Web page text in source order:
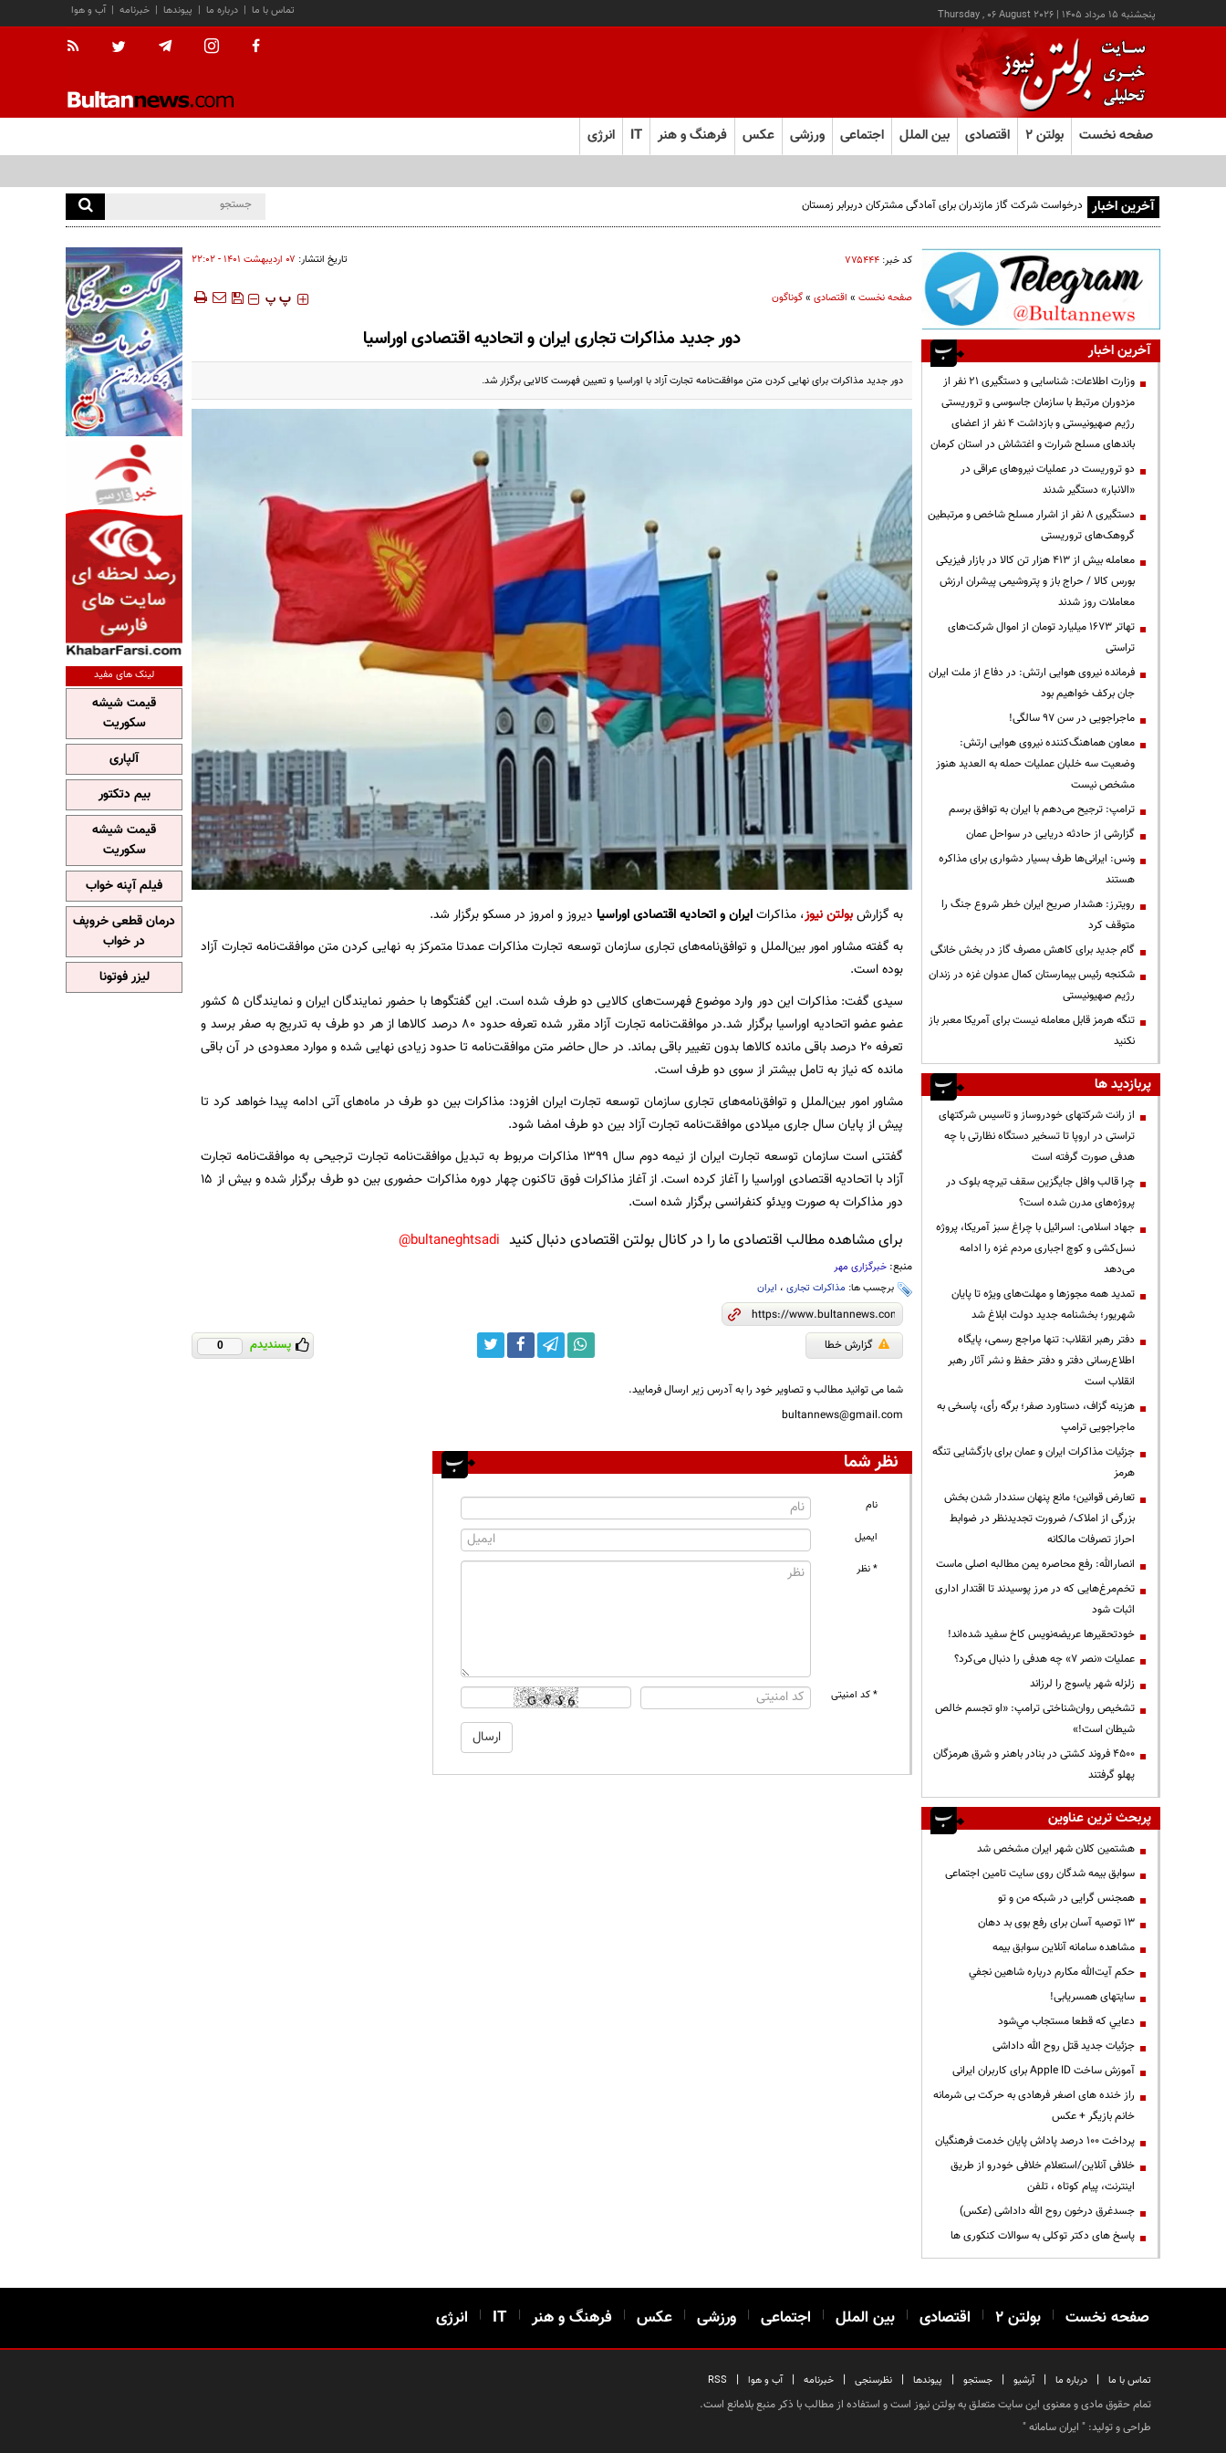
پنجشنبه ۱۵ مرداد ۱۴۰۵ |
Thursday , 06 August 2026 آب و هوا | خبرنامه | پیوندها | درباره ما | تماس با ما
صفحه نخست بولتن ۲ اقتصادی بین الملل اجتماعی ورزشی عکس فرهنگ و هنر IT انرژی
آخرین اخبار درخواست شرکت گاز مازندران برای آمادگی مشترکان دربرابر زمستان
کد خبر: ۷۷۵۴۴۴ تاریخ انتشار: ۰۷ ارديبهشت ۱۴۰۱ - ۲۲:۰۲
صفحه نخست» اقتصادی»گوناگون ‍‍‍ پ پ
دور جدید مذاکرات تجاری ایران و اتحادیه اقتصادی اوراسیا
دور جدید مذاکرات برای نهایی کردن متن موافقت‌نامه تجارت آزاد با اوراسیا و تعیین فهرست کالایی برگزار شد.
به گزارشبولتن نیوز، مذاکراتایران و اتحادیه اقتصادی اوراسیا دیروز و امروز در مسکو برگزار شد.
به گفته مشاور امور بین‌الملل و توافق‌نامه‌های تجاری سازمان توسعه تجارت مذاکرات عمدتا متمرکز به نهایی کردن متن موافقت‌نامه تجارت آزاد
بوده است.
سیدی گفت: مذاکرات این دور وارد موضوع فهرست‌های کالایی دو طرف شده است. این گفتگوها با حضور نمایندگان ایران و نمایندگان ۵ کشور
عضو عضو اتحادیه اوراسیا برگزار شد.در موافقت‌نامه تجارت آزاد مقرر شده تعرفه حدود ۸۰ درصد کالاها از هر دو طرف به تدریج به صفر برسد و
تعرفه ۲۰ درصد باقی مانده کالاها بدون تغییر باقی بماند. در حال حاضر متن موافقت‌نامه تا حدود زیادی نهایی شده و موارد معدودی در آن باقی
مانده که نیاز به تامل بیشتر از سوی دو طرف است.
مشاور امور بین‌الملل و توافق‌نامه‌های تجاری سازمان توسعه تجارت ایران افزود: مذاکرات بین دو طرف در ماه‌های آتی ادامه پیدا خواهد کرد تا
پیش از پایان سال جاری میلادی موافقت‌نامه تجارت آزاد بین دو طرف امضا شود.
گفتنی است سازمان توسعه تجارت ایران از نیمه دوم سال ۱۳۹۹ مذاکرات مربوط به تبدیل موافقت‌نامه تجارت ترجیحی به موافقت‌نامه تجارت
آزاد با اتحادیه اقتصادی اوراسیا را آغاز کرده است. از آغاز مذاکرات فوق تاکنون چهار دوره مذاکرات حضوری بین دو طرف برگزار شده و بیش از ۱۵
دور مذاکرات به صورت ویدئو کنفرانسی برگزار شده است.
برای مشاهده مطالب اقتصادی ما را در کانال بولتن اقتصادی دنبال کنید bultaneghtsadi@
منبع: خبرگزاری مهر
برچسب ها: مذاکرات تجاری، ایران
گزارش خطا پسندیدم 0
شما می توانید مطالب و تصاویر خود را به آدرس زیر ارسال فرمایید.
bultannews@gmail.com
نظر شما
نام
ایمیل
* نظر
* کد امنیتی
آخرین اخبار
وزارت اطلاعات: شناسایی و دستگیری ۲۱ نفر از
مزدوران مرتبط با سازمان جاسوسی و تروریستی
رژیم صهیونیستی و بازداشت ۴ نفر از اعضای
باندهای مسلح شرارت و اغتشاش در استان کرمان
دو تروریست در عملیات نیروهای عراقی در
«الانبار» دستگیر شدند
دستگیری ۸ نفر از اشرار مسلح شاخص و مرتبطین
گروهک‌های تروریستی
معامله بیش از ۴۱۳ هزار تن کالا در بازار فیزیکی
بورس کالا / حراج باز و پتروشیمی پیشران ارزش
معاملات روز شدند
تهاتر ۱۶۷۳ میلیارد تومان از اموال شرکت‌های
تراستی
فرمانده نیروی هوایی ارتش: در دفاع از ملت ایران
جان برکف خواهیم بود
ماجراجویی در سن ۹۷ سالگی!
معاون هماهنگ‌کننده نیروی هوایی ارتش:
وضعیت سه خلبان عملیات حمله به العدید هنوز
مشخص نیست
ترامپ: ترجیح می‌دهم با ایران به توافق برسم
گزارشی از حادثه دریایی در سواحل عمان
ونس: ایرانی‌ها طرف بسیار دشواری برای مذاکره
هستند
رویترز: هشدار صریح ایران خطر شروع جنگ را
متوقف کرد
گام جدید برای کاهش مصرف گاز در بخش خانگی
شکنجه رئیس بیمارستان کمال عدوان غزه در زندان
رژیم صهیونیستی
تنگه هرمز قابل معامله نیست برای آمریکا معبر باز
نکنید
پربازدید ها
از رانت‌ شرکتهای خودروساز و تاسیس شرکتهای
تراستی در اروپا تا تسخیر دستگاه نظارتی با چه
هدفی صورت گرفته است
چرا قالب وافل جایگزین سقف تیرچه بلوک در
پروژه‌های مدرن شده است؟
جهاد اسلامی: اسرائیل با چراغ سبز آمریکا، پروژه
نسل‌کشی و کوچ اجباری مردم غزه را ادامه
می‌دهد
تمدید همه مجوزها و مهلت‌های ویژه تا پایان
شهریور؛ بخشنامه جدید دولت ابلاغ شد
دفتر رهبر انقلاب: تنها مراجع رسمی، پایگاه
اطلاع‌رسانی دفتر و دفتر حفظ و نشر آثار رهبر
انقلاب است
هزینه گزاف، دستاورد صفر؛ برگه رأی، پاسخی به
ماجراجویی ترامپ
جزئیات مذاکرات ایران و عمان برای بازگشایی تنگه
هرمز
تعارض قوانین؛ مانع پنهان سنددار شدن بخش
بزرگی از املاک/ ضرورت تجدیدنظر در ضوابط
احراز تصرفات مالکانه
انصارالله: رفع محاصره یمن مطالبه اصلی ماست
تخم‌مرغ‌هایی که در مرز پوسیدند تا اقتدار اداری
اثبات شود
خودتحقیرها عریضه‌نویس کاخ سفید شده‌اند!
عملیات «نصر ۷» چه هدفی را دنبال می‌کرد؟
زلزله شهر یاسوج را لرزاند
تشخیص روان‌شناختی ترامپ: «او تجسم خالص
شیطان است!»
۴۵۰۰ فروند کشتی در بنادر باهنر و شرق هرمزگان
پهلو گرفتند
پربحث ترین عناوین
هشتمین کلان شهر ایران مشخص شد
سوابق بیمه شدگان روی سایت تامین اجتماعی
همجنس گرایی در شبکه من و تو
13 توصیه آسان برای رفع بوی بد دهان
مشاهده سامانه آنلاين سوابق بیمه
حكم آيت‌الله مكارم درباره شاهين نجفي
سایتهای همسریابی!
دعايي كه قطعا مستجاب مي‌شود
جزئیات جدید قتل روح الله داداشی
آموزش ساخت Apple ID برای کاربران ایرانی
راز خنده های اصغر فرهادی به حرکت بی شرمانه
خانم بازیگر + عکس
پرداخت ۱۰۰ درصد پاداش پایان خدمت فرهنگیان
خلافی آنلاین/استعلام خلافی خودرو از طریق
اینترنت، پیام کوتاه ، تلفن
جسدغرق درخون روح الله داداشی (عکس)
پاسخ های دکتر توکلی به سوالات کنکوری ها
لینک های مفید
قیمت شیشه
سکوریت
آلپاری
بیم دتکتور
قیمت شیشه
سکوریت
فیلم آپنه خواب
درمان قطعی خروپف
در خواب
لیزر فوتونا
صفحه نخست | بولتن ۲ | اقتصادی | بین الملل | اجتماعی | ورزشی | عکس | فرهنگ و هنر |
IT
| انرژی
تماس با ما | درباره ما | آرشیو | جستجو | پیوندها | نظرسنجی | خبرنامه | آب و هوا |
RSS
تمام حقوق مادی و معنوی این سایت متعلق به بولتن نیوز است و استفاده از مطالب با ذکر منبع بلامانع است.
طراحی و تولید: " ایران سامانه"